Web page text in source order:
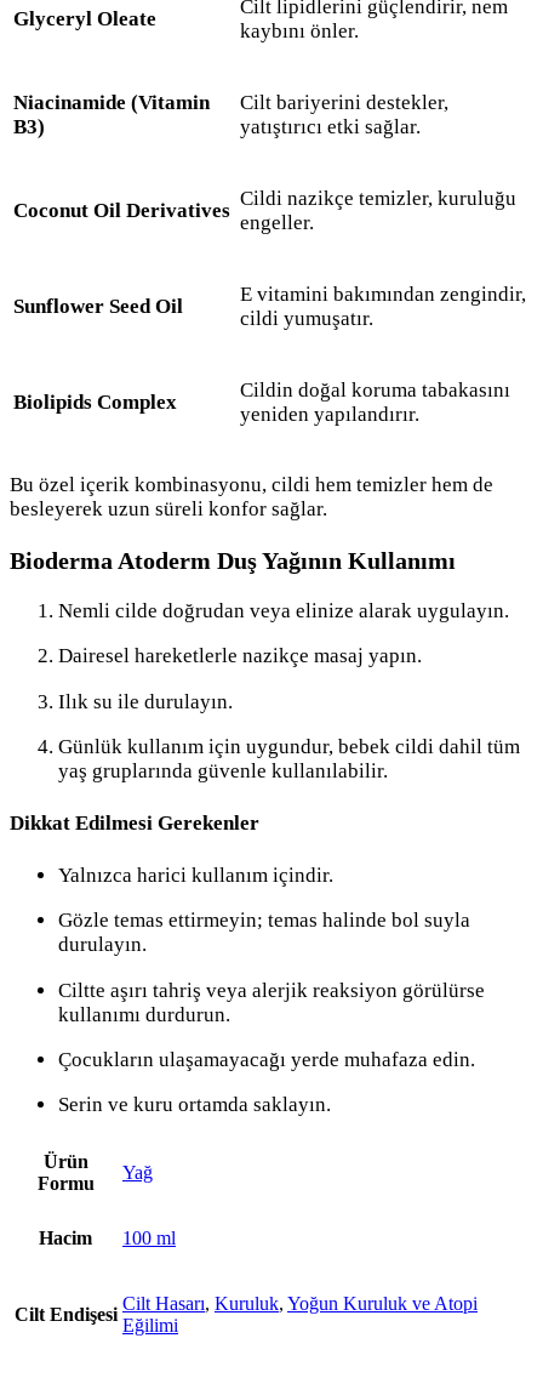
Glyceryl Oleate
Cilt lipidlerini güçlendirir, nem
kaybını önler.
Niacinamide (Vitamin
B3)
Cilt bariyerini destekler,
yatıştırıcı etki sağlar.
Coconut Oil Derivatives
Cildi nazikçe temizler, kuruluğu
engeller.
Sunflower Seed Oil
E vitamini bakımından zengindir,
cildi yumuşatır.
Biolipids Complex
Cildin doğal koruma tabakasını
yeniden yapılandırır.
Bu özel içerik kombinasyonu, cildi hem temizler hem de
besleyerek uzun süreli konfor sağlar.
Bioderma Atoderm Duş Yağının Kullanımı
Nemli cilde doğrudan veya elinize alarak uygulayın.
Dairesel hareketlerle nazikçe masaj yapın.
Ilık su ile durulayın.
Günlük kullanım için uygundur, bebek cildi dahil tüm
yaş gruplarında güvenle kullanılabilir.
Dikkat Edilmesi Gerekenler
Yalnızca harici kullanım içindir.
Gözle temas ettirmeyin; temas halinde bol suyla
durulayın.
Ciltte aşırı tahriş veya alerjik reaksiyon görülürse
kullanımı durdurun.
Çocukların ulaşamayacağı yerde muhafaza edin.
Serin ve kuru ortamda saklayın.
Ürün
Formu
Yağ
Hacim 100 ml
Cilt Endişesi
Cilt Hasarı, Kuruluk, Yoğun Kuruluk ve Atopi
Eğilimi